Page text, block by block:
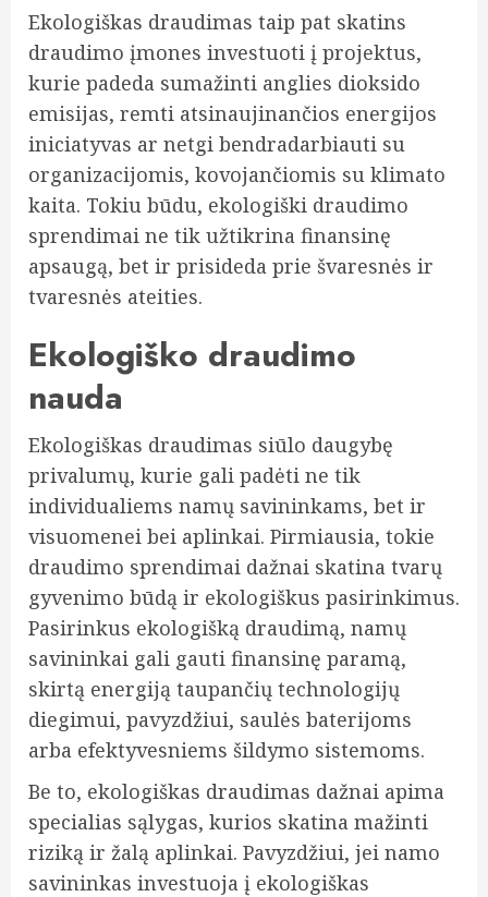
Ekologiškas draudimas taip pat skatins
draudimo įmones investuoti į projektus,
kurie padeda sumažinti anglies dioksido
emisijas, remti atsinaujinančios energijos
iniciatyvas ar netgi bendradarbiauti su
organizacijomis, kovojančiomis su klimato
kaita. Tokiu būdu, ekologiški draudimo
sprendimai ne tik užtikrina finansinę
apsaugą, bet ir prisideda prie švaresnės ir
tvaresnės ateities.
Ekologiško draudimo
nauda
Ekologiškas draudimas siūlo daugybę
privalumų, kurie gali padėti ne tik
individualiems namų savininkams, bet ir
visuomenei bei aplinkai. Pirmiausia, tokie
draudimo sprendimai dažnai skatina tvarų
gyvenimo būdą ir ekologiškus pasirinkimus.
Pasirinkus ekologišką draudimą, namų
savininkai gali gauti finansinę paramą,
skirtą energiją taupančių technologijų
diegimui, pavyzdžiui, saulės baterijoms
arba efektyvesniems šildymo sistemoms.
Be to, ekologiškas draudimas dažnai apima
specialias sąlygas, kurios skatina mažinti
riziką ir žalą aplinkai. Pavyzdžiui, jei namo
savininkas investuoja į ekologiškas